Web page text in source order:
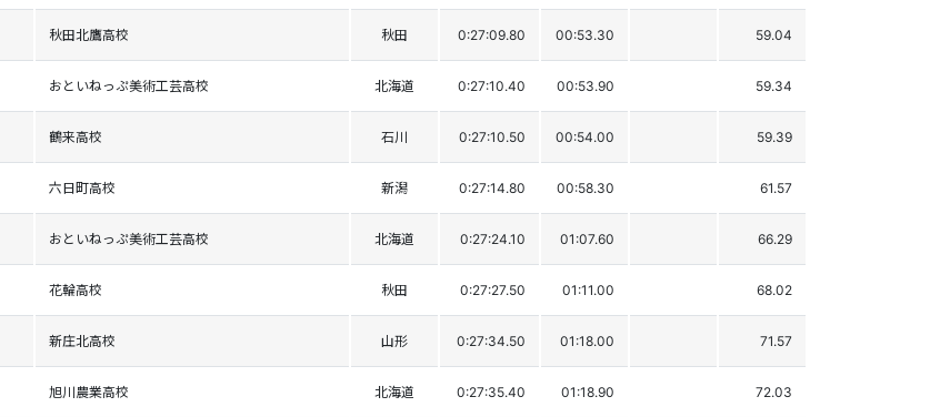
秋田北鷹高校 秋田 0:27:09.80 00:53.30 59.04
おといねっぷ美術工芸高校 北海道 0:27:10.40 00:53.90 59.34
鶴来高校 石川 0:27:10.50 00:54.00 59.39
六日町高校 新潟 0:27:14.80 00:58.30 61.57
おといねっぷ美術工芸高校 北海道 0:27:24.10 01:07.60 66.29
花輪高校 秋田 0:27:27.50 01:11.00 68.02
新庄北高校 山形 0:27:34.50 01:18.00 71.57
旭川農業高校 北海道 0:27:35.40 01:18.90 72.03